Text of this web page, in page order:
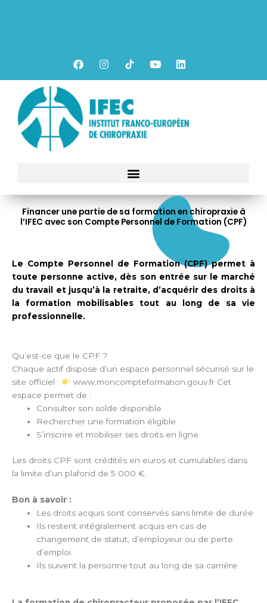
F
a
c
b
o
o
k
I
n
s
a
g
r
a
m
Y
o
u
e
L
i
n
i
n
Financer une partie de sa formation en chiropraxie à
l’IFEC avec son Compte Personnel de Formation (CPF)
Le Compte Personnel de Formation (CPF) permet à
toute personne active, dès son entrée sur le marché
du travail et jusqu’à la retraite, d’acquérir des droits à
la formation mobilisables tout au long de sa vie
professionnelle.
Qu’est-ce que le CPF ?
Chaque actif dispose d’un espace personnel sécurisé sur le
site officiel :
www.moncompteformation.gouv.fr Cet
espace permet de :
Consulter son solde disponible
Rechercher une formation éligible
S’inscrire et mobiliser ses droits en ligne
Les droits CPF sont crédités en euros et cumulables dans
la limite d’un plafond de 5 000 €.
Bon à savoir :
Les droits acquis sont conservés sans limite de durée
Ils restent intégralement acquis en cas de
changement de statut, d’employeur ou de perte
d’emploi
Ils suivent la personne tout au long de sa carrière